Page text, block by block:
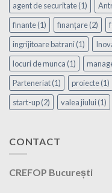
agent de securitate(1)
finante(1) finanțare(2)
ingrijitoare batrani(1)
locuri de munca (1)
Parteneriat(1) proiecte(1)
start-up(2) valea jiului(1)
CONTACT
CREFOP București